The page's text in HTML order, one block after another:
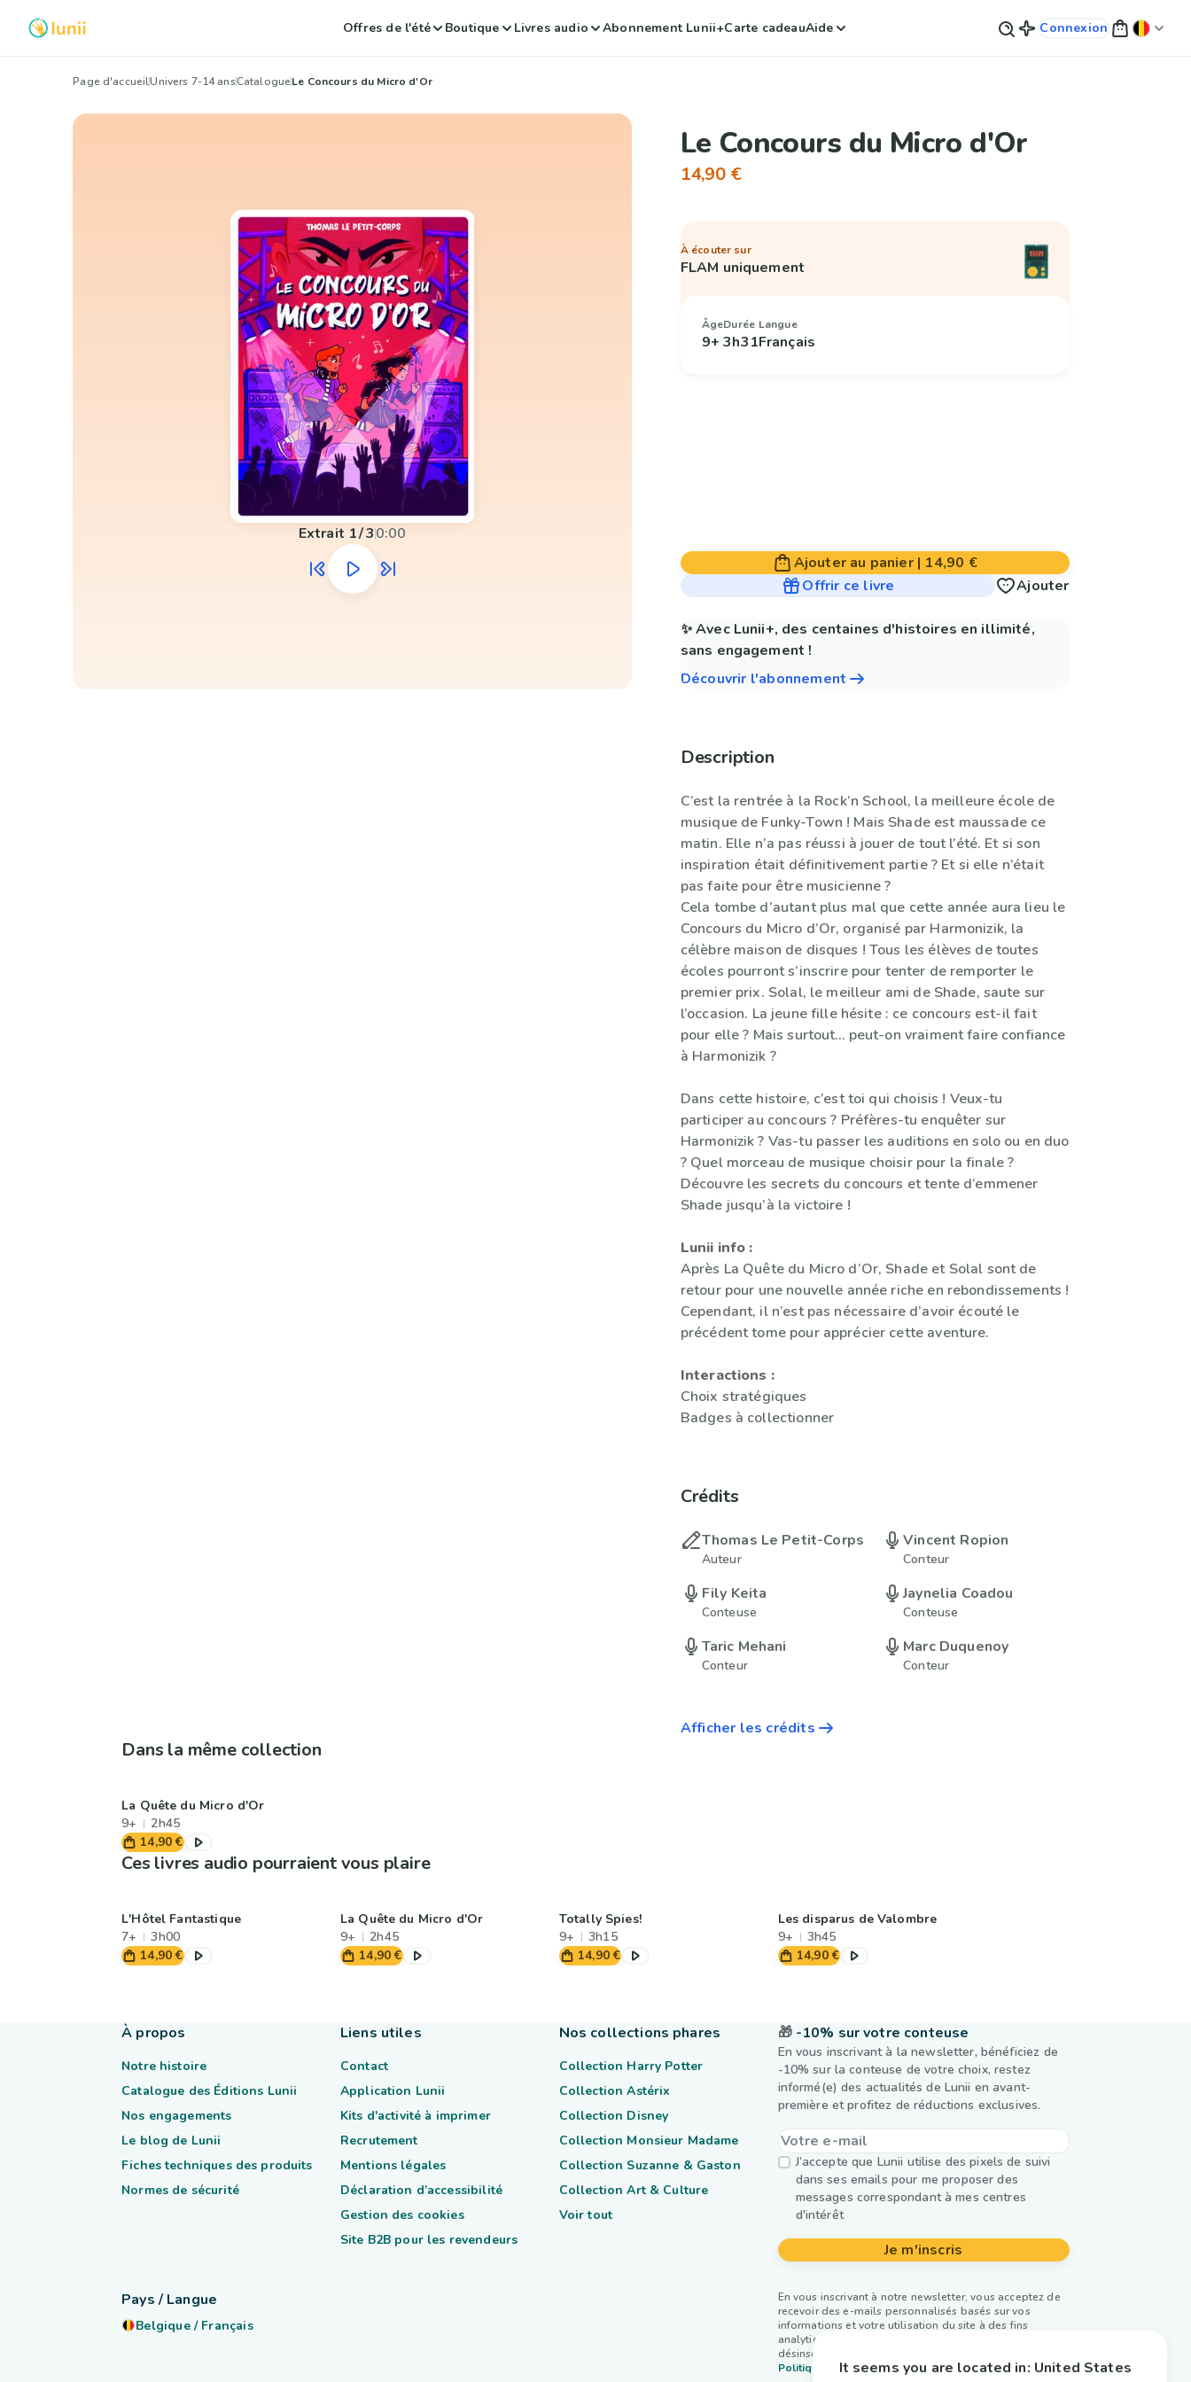
Offres de l'été Boutique Livres audio Abonnement Lunii+Carte cadeauAide Connexion
Page d'accueilUnivers 7-14 ansCatalogueLe Concours du Micro d'Or
Extrait 1/30:00
Le Concours du Micro d'Or
14,90 €
À écouter sur
FLAM uniquement
Âge
9+
Durée
3h31
Langue
Français
Ajouter au panier| 14,90 €
Offrir ce livre
Ajouter
✨ Avec Lunii+, des centaines d'histoires en illimité,
sans engagement !
Découvrir l'abonnement
Description
C’est la rentrée à la Rock’n School, la meilleure école de
musique de Funky-Town ! Mais Shade est maussade ce
matin. Elle n’a pas réussi à jouer de tout l’été. Et si son
inspiration était définitivement partie ? Et si elle n’était
pas faite pour être musicienne ?
Cela tombe d’autant plus mal que cette année aura lieu le
Concours du Micro d’Or, organisé par Harmonizik, la
célèbre maison de disques ! Tous les élèves de toutes
écoles pourront s’inscrire pour tenter de remporter le
premier prix. Solal, le meilleur ami de Shade, saute sur
l’occasion. La jeune fille hésite : ce concours est-il fait
pour elle ? Mais surtout… peut-on vraiment faire confiance
à Harmonizik ?
Dans cette histoire, c’est toi qui choisis ! Veux-tu
participer au concours ? Préfères-tu enquêter sur
Harmonizik ? Vas-tu passer les auditions en solo ou en duo
? Quel morceau de musique choisir pour la finale ?
Découvre les secrets du concours et tente d’emmener
Shade jusqu’à la victoire !
Lunii info :
Après La Quête du Micro d’Or, Shade et Solal sont de
retour pour une nouvelle année riche en rebondissements !
Cependant, il n’est pas nécessaire d’avoir écouté le
précédent tome pour apprécier cette aventure.
Interactions :
Choix stratégiques
Badges à collectionner
Crédits
Thomas Le Petit-Corps
Auteur
Vincent Ropion
Conteur
Fily Keita
Conteuse
Jaynelia Coadou
Conteuse
Taric Mehani
Conteur
Marc Duquenoy
Conteur
Afficher les crédits
Dans la même collection
La Quête du Micro d'Or
9+
2h45
14,90 €
Ces livres audio pourraient vous plaire
L'Hôtel Fantastique
7+
3h00
14,90 €
La Quête du Micro d'Or
9+
2h45
14,90 €
Totally Spies!
9+
3h15
14,90 €
Les disparus de Valombre
9+
3h45
14,90 €
🎁 -10% sur votre conteuse
En vous inscrivant à la newsletter, bénéficiez de
-10% sur la conteuse de votre choix, restez
informé(e) des actualités de Lunii en avant-
première et profitez de réductions exclusives.
J’accepte que Lunii utilise des pixels de suivi
dans ses emails pour me proposer des
messages correspondant à mes centres
d'intérêt
Je m'inscris
En vous inscrivant à notre newsletter, vous acceptez de
recevoir des e-mails personnalisés basés sur vos
informations et votre utilisation du site à des fins
analytiques et publicitaires. Vous pouvez vous
désinscrire à tout moment. Plus d’infos dans notre
Politique de confidentialité.
À propos
Notre histoire
Catalogue des Éditions Lunii
Nos engagements
Le blog de Lunii
Fiches techniques des produits
Normes de sécurité
Liens utiles
Contact
Application Lunii
Kits d'activité à imprimer
Recrutement
Mentions légales
Déclaration d’accessibilité
Gestion des cookies
Site B2B pour les revendeurs
Nos collections phares
Collection Harry Potter
Collection Astérix
Collection Disney
Collection Monsieur Madame
Collection Suzanne & Gaston
Collection Art & Culture
Voir tout
Pays / Langue
Belgique/ Français
It seems you are located in: United States